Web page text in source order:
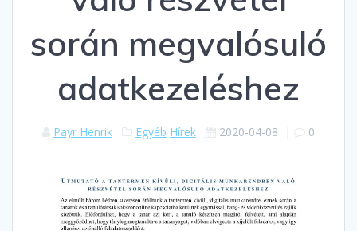
során megvalósuló
adatkezeléshez
Payr Henrik Egyéb Hírek 2020-04-08 | 0